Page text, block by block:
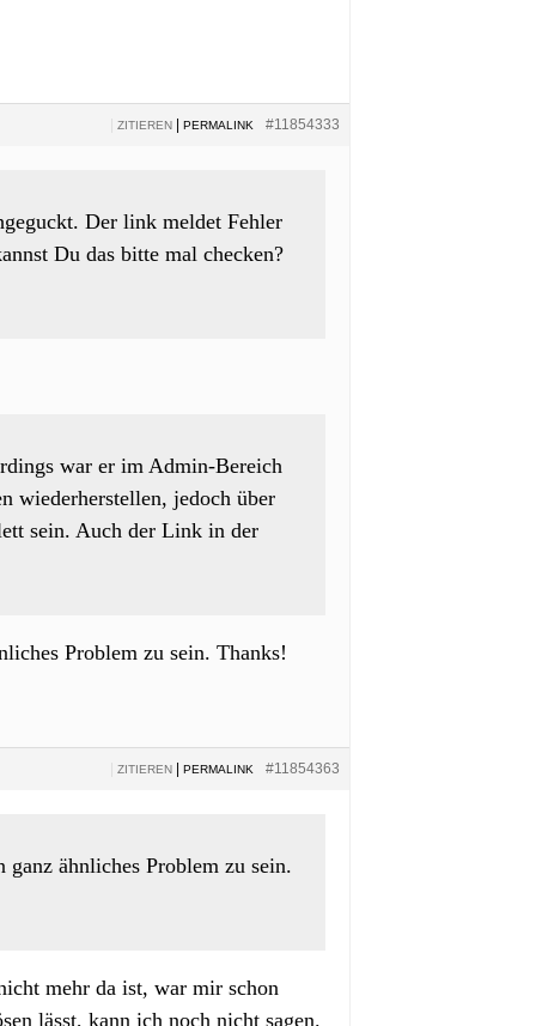
#11854333
| PERMALINK
ZITIEREN
Der link meldet Fehler
Du das bitte mal checken?
war er im Admin-Bereich
wiederherstellen, jedoch über
sein. Auch der Link in der
Problem zu sein. Thanks!
#11854363
| PERMALINK
ZITIEREN
ganz ähnliches Problem zu sein.
mehr da ist, war mir schon
lässt, kann ich noch nicht sagen.